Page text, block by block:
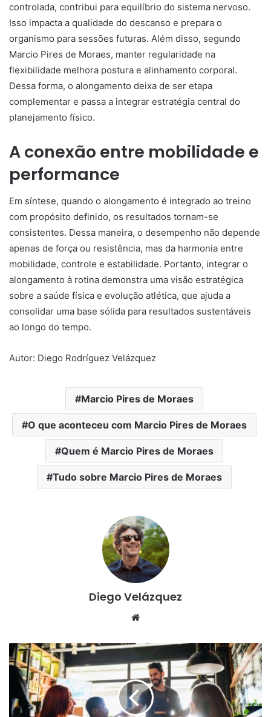
controlada, contribui para equilíbrio do sistema nervoso.
Isso impacta a qualidade do descanso e prepara o
organismo para sessões futuras. Além disso, segundo
Marcio Pires de Moraes, manter regularidade na
flexibilidade melhora postura e alinhamento corporal.
Dessa forma, o alongamento deixa de ser etapa
complementar e passa a integrar estratégia central do
planejamento físico.
A conexão entre mobilidade e
performance
Em síntese, quando o alongamento é integrado ao treino
com propósito definido, os resultados tornam-se
consistentes. Dessa maneira, o desempenho não depende
apenas de força ou resistência, mas da harmonia entre
mobilidade, controle e estabilidade. Portanto, integrar o
alongamento à rotina demonstra uma visão estratégica
sobre a saúde física e evolução atlética, que ajuda a
consolidar uma base sólida para resultados sustentáveis
ao longo do tempo.
Autor: Diego Rodríguez Velázquez
Marcio Pires de Moraes
O que aconteceu com Marcio Pires de Moraes
Quem é Marcio Pires de Moraes
Tudo sobre Marcio Pires de Moraes
Diego Velázquez
Website